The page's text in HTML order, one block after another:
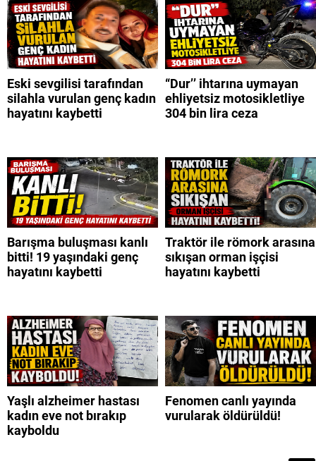
Eski sevgilisi tarafından
silahla vurulan genç kadın
hayatını kaybetti
“Dur’’ ihtarına uymayan
ehliyetsiz motosikletliye
304 bin lira ceza
Barışma buluşması kanlı
bitti! 19 yaşındaki genç
hayatını kaybetti
Traktör ile römork arasına
sıkışan orman işçisi
hayatını kaybetti
Yaşlı alzheimer hastası
kadın eve not bırakıp
kayboldu
Fenomen canlı yayında
vurularak öldürüldü!